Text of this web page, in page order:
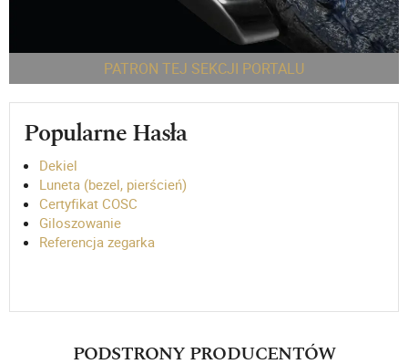
PATRON TEJ SEKCJI PORTALU
Popularne Hasła
Dekiel
Luneta (bezel, pierścień)
Certyfikat COSC
Giloszowanie
Referencja zegarka
PODSTRONY PRODUCENTÓW